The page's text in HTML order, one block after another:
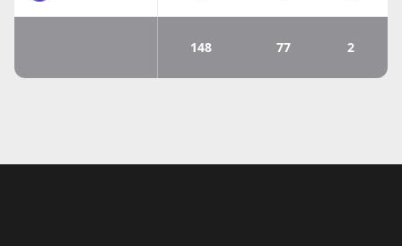
148 77 2